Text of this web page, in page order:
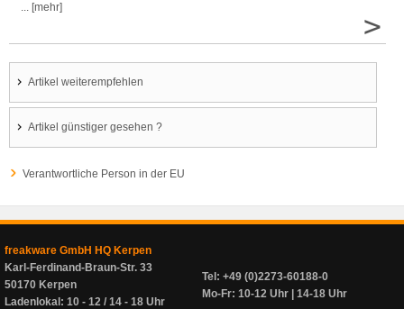
... [mehr]
>
Artikel weiterempfehlen
Artikel günstiger gesehen ?
Verantwortliche Person in der EU
freakware GmbH HQ Kerpen
Karl-Ferdinand-Braun-Str. 33
50170 Kerpen
Ladenlokal: 10 - 12 / 14 - 18 Uhr
Tel: +49 (0)2273-60188-0
Mo-Fr: 10-12 Uhr | 14-18 Uhr